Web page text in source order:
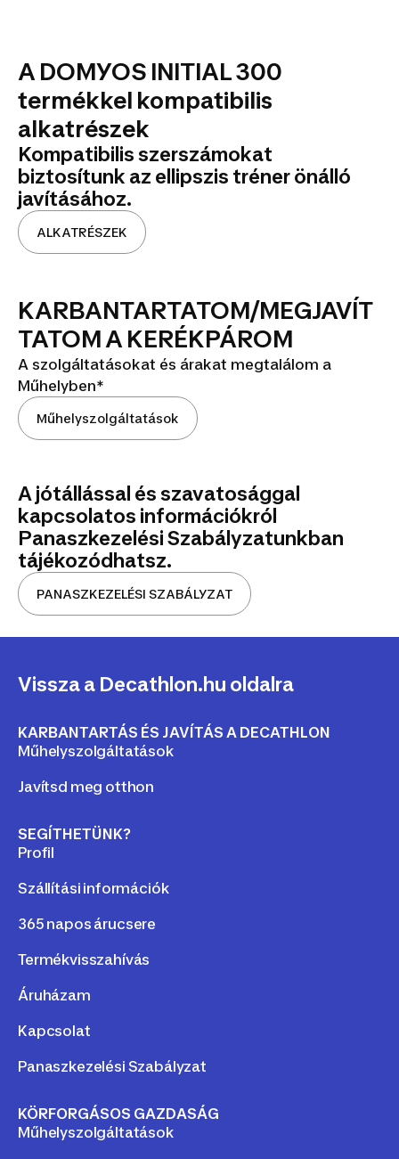
A DOMYOS INITIAL 300
termékkel kompatibilis
alkatrészek
Kompatibilis szerszámokat
biztosítunk az ellipszis tréner önálló
javításához.
ALKATRÉSZEK
KARBANTARTATOM/MEGJAVÍT
TATOM A KERÉKPÁROM
A szolgáltatásokat és árakat megtalálom a
Műhelyben*
Műhelyszolgáltatások
A jótállással és szavatosággal
kapcsolatos információkról
Panaszkezelési Szabályzatunkban
tájékozódhatsz.
PANASZKEZELÉSI SZABÁLYZAT
Vissza a Decathlon.hu oldalra
KARBANTARTÁS ÉS JAVÍTÁS A DECATHLON
Műhelyszolgáltatások
Javítsd meg otthon
SEGÍTHETÜNK?
Profil
Szállítási információk
365 napos árucsere
Termékvisszahívás
Áruházam
Kapcsolat
Panaszkezelési Szabályzat
KÖRFORGÁSOS GAZDASÁG
Műhelyszolgáltatások